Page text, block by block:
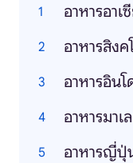
อาหารอาเ
อาหารสิงค
อาหารอินโ
อาหารมาเ
อาหารญี่ปุ่